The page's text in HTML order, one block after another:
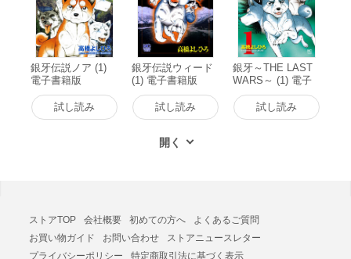
銀牙伝説ノア (1)
電子書籍版
試し読み
銀牙伝説ウィード
(1) 電子書籍版
試し読み
銀牙～THE LAST
WARS～ (1) 電子
書籍版
試し読み
ストアTOP 会社概要 初めての方へ
よくあるご質問
お買い物ガイド
お問い合わせ
ストアニュースレター
プライバシーポリシー
特定商取引法に基づく表示